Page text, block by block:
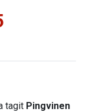
tagit Pingvinen